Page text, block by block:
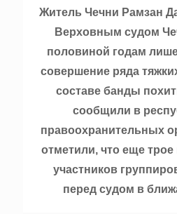
Житель Чечни Рамзан
Верховным судом
половиной годам
совершение ряда
составе банды
сообщили в
правоохранительных
отметили, что еще
участников
перед судом в